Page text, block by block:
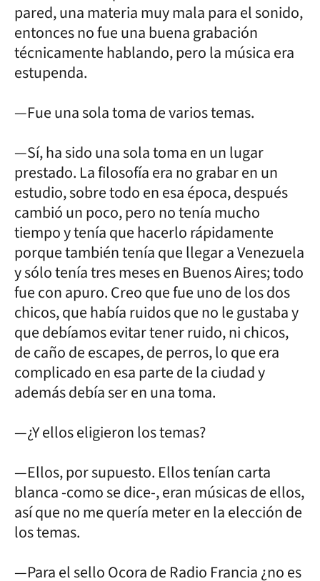
pared, una materia muy mala para el sonido,
entonces no fue una buena grabación
técnicamente hablando, pero la música era
estupenda.
—Fue una sola toma de varios temas.
—Sí, ha sido una sola toma en un lugar
prestado. La filosofía era no grabar en un
estudio, sobre todo en esa época, después
cambió un poco, pero no tenía mucho
tiempo y tenía que hacerlo rápidamente
porque también tenía que llegar a Venezuela
y sólo tenía tres meses en Buenos Aires; todo
fue con apuro. Creo que fue uno de los dos
chicos, que había ruidos que no le gustaba y
que debíamos evitar tener ruido, ni chicos,
de caño de escapes, de perros, lo que era
complicado en esa parte de la ciudad y
además debía ser en una toma.
—¿Y ellos eligieron los temas?
—Ellos, por supuesto. Ellos tenían carta
blanca -como se dice-, eran músicas de ellos,
así que no me quería meter en la elección de
los temas.
—Para el sello Ocora de Radio Francia ¿no es